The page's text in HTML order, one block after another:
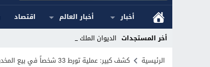
أخبار أخبار العالم اقتصاد
أخر المستجدات الديوان الملكي ا_
Stop
الرئيسية كشف كبير: عملية تورط 33 شخصاً في بيع المخدرات والسلاح تهز نيويورك”